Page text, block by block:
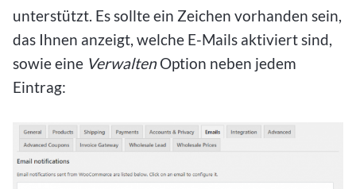
unterstützt. Es sollte ein Zeichen vorhanden sein,
das Ihnen anzeigt, welche E-Mails aktiviert sind,
sowie eine VerwaltenOption neben jedem
Eintrag: